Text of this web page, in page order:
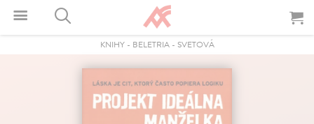
KNIHY- BELETRIA- SVETOVÁ